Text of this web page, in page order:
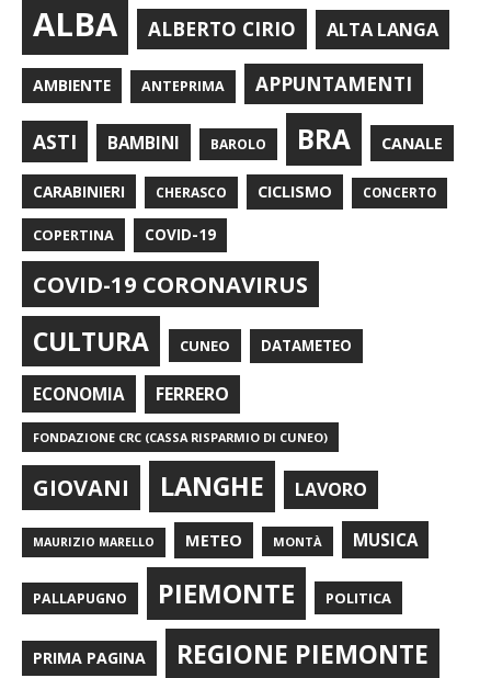
ALBA ALBERTO CIRIO ALTA LANGA
AMBIENTE ANTEPRIMA APPUNTAMENTI
ASTI BAMBINI BAROLO BRA CANALE
CARABINIERI CHERASCO CICLISMO CONCERTO
COPERTINA COVID-19
COVID-19 CORONAVIRUS
CULTURA CUNEO DATAMETEO
ECONOMIA FERRERO
FONDAZIONE CRC (CASSA RISPARMIO DI CUNEO)
GIOVANI LANGHE LAVORO
MAURIZIO MARELLO METEO MONTÀ MUSICA
PALLAPUGNO PIEMONTE POLITICA
PRIMA PAGINA REGIONE PIEMONTE